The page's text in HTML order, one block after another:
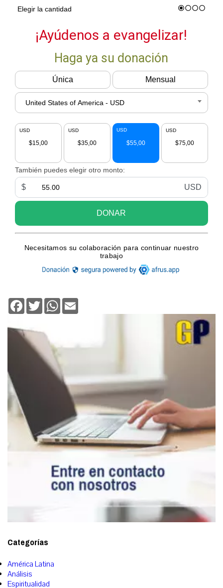
Facebook
TwitterWhatsApp
Categorías
América Latina
Análisis
Espiritualidad